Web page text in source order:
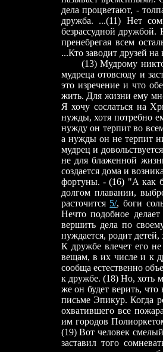
дела процветают, -
дружба. ...(11) Нет
безрассудной
пренебрегая всем
...Кто заводит друзей
(13) Мудрому никто,
мудреца отовсюду и
это изречение и что
жить. Для жизни ему
Я хочу сослаться на
нужды, хотя потребно
нужду он терпит во
а нужды он не терпит
мудрец и
не для блаженной
создается дома и
фортуны. - (16) "А как
долгом плавании,
расточится 5/, боги
Нечто подобное
вершить дела по
нуждается, родит
К дружбе влечет его
вещам, в их числе и к
сообща естественно
к дружбе. (18) Но, хоть
же он будет верить,
письме Эпикур. Когда
охватившего все
им городов
(19) Вот человек
заставил того